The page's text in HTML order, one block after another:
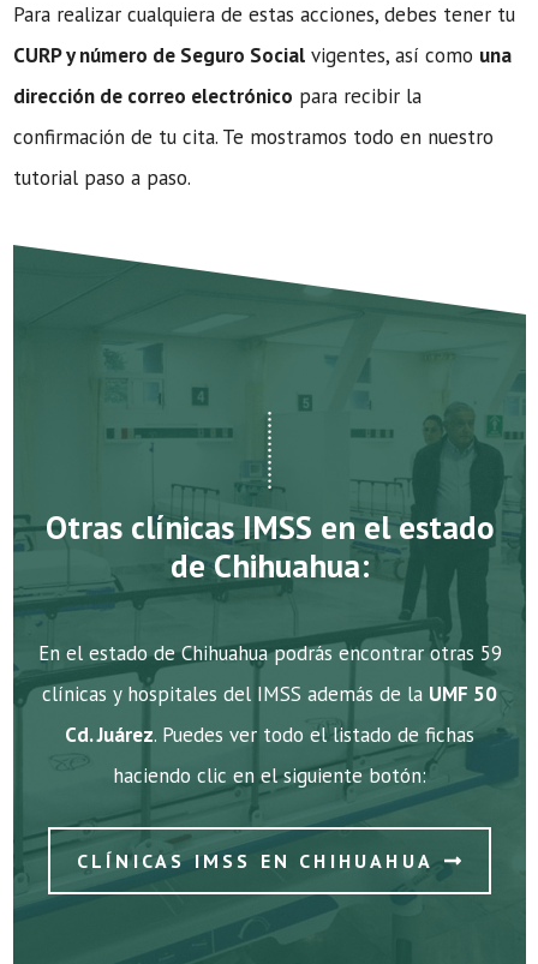
Para realizar cualquiera de estas acciones, debes tener tu
CURP y número de Seguro Social vigentes, así como una
dirección de correo electrónico para recibir la
confirmación de tu cita. Te mostramos todo en nuestro
tutorial paso a paso.
Otras clínicas IMSS en el estado
de Chihuahua:
En el estado de Chihuahua podrás encontrar otras 59
clínicas y hospitales del IMSS además de la UMF 50
Cd. Juárez. Puedes ver todo el listado de fichas
haciendo clic en el siguiente botón:
CLÍNICAS IMSS EN CHIHUAHUA